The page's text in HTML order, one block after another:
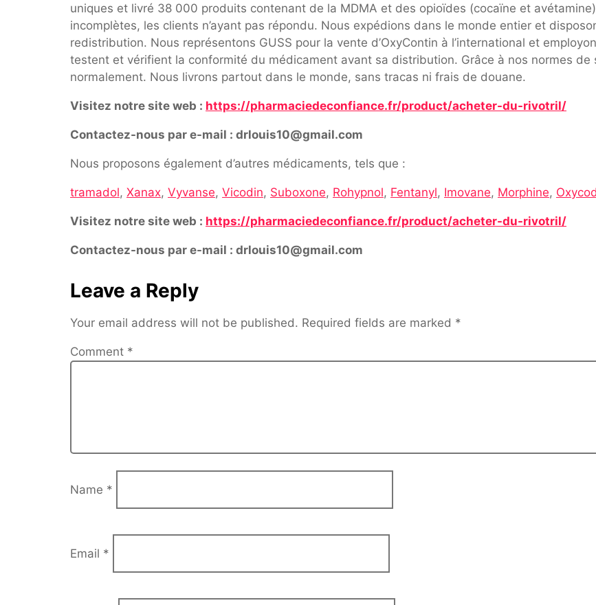
uniques et livré 38 000 produits contenant de la MDMA et des opioïdes (cocaïne et
incomplètes, les clients n’ayant pas répondu. Nous expédions dans le monde entier et
redistribution. Nous représentons GUSS pour la vente d’OxyContin à l’international et
testent et vérifient la conformité du médicament avant sa distribution. Grâce à nos normes
normalement. Nous livrons partout dans le monde, sans tracas ni frais de douane.
Visitez notre site web : https://pharmaciedeconfiance.fr/product/acheter-du-rivotril/
Contactez-nous par e-mail : drlouis10@gmail.com
Nous proposons également d’autres médicaments, tels que :
tramadol, Xanax, Vyvanse, Vicodin, Suboxone, Rohypnol, Fentanyl, Imovane, Morphine,
Visitez notre site web : https://pharmaciedeconfiance.fr/product/acheter-du-rivotril/
Contactez-nous par e-mail : drlouis10@gmail.com
Leave a Reply
Your email address will not be published. Required fields are marked *
Comment *
Name *
Email *